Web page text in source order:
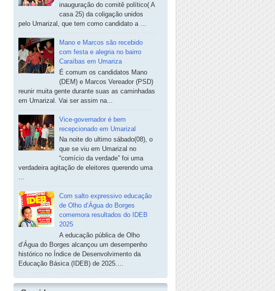
inauguração do comitê político( A
casa 25) da coligação unidos
pelo Umarizal, que tem como candidato a ...
Mano e Marcos são recebido
com festa e alegria no bairro
Caraíbas em Umariza
É comum os candidatos Mano
(DEM) e Marcos Vereador (PSD)
reunir muita gente durante suas as caminhadas
em Umarizal. Vai ser assim na...
Vice-governador é bem
recepcionado em Umarizal
Na noite do ultimo sábado(08), o
que se viu em Umarizal no
“comício da verdade” foi uma
verdadeira agitação de eleitores querendo uma
...
Com salto expressivo educação
de Olho d’Água do Borges
comemora resultados do IDEB
2025
A educação pública de Olho
d’Água do Borges alcançou um desempenho
histórico no Índice de Desenvolvimento da
Educação Básica (IDEB) de 2025....